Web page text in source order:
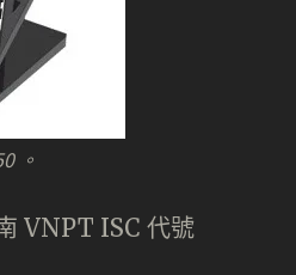
。
VNPT ISC 代號